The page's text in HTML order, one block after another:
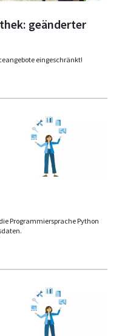
geänderter
eingeschränkt!
Programmiersprache Python